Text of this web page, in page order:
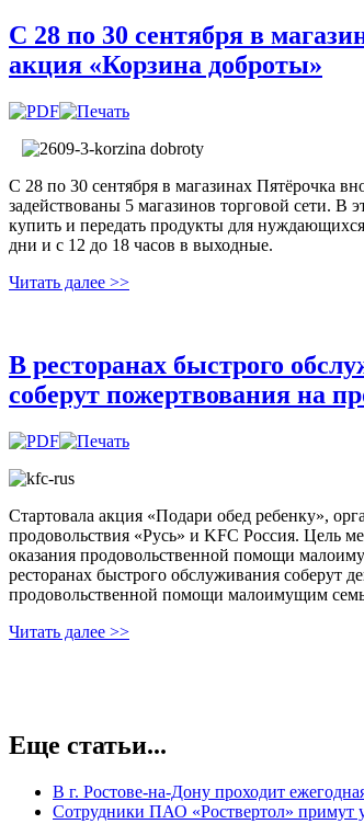
С 28 по 30 сентября в
акция «Корзина доброты»
С 28 по 30 сентября в магазинах Пятёрочка
задействованы 5 магазинов торговой сети.
купить и передать продукты для
дни и с 12 до 18 часов в выходные.
Читать далее >>
В ресторанах быстрого
соберут пожертвования на
Стартовала акция «Подари обед ребенку»,
продовольствия «Русь» и KFC Россия. Цель
оказания продовольственной помощи
ресторанах быстрого обслуживания соберут
продовольственной помощи малоимущим
Читать далее >>
Еще статьи...
В г. Ростове-на-Дону проходит
Сотрудники ПАО «Роствертол» примут